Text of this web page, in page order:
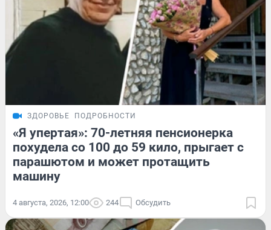
ЗДОРОВЬЕ ПОДРОБНОСТИ
«Я упертая»: 70-летняя пенсионерка
похудела со 100 до 59 кило, прыгает с
парашютом и может протащить
машину
4 августа, 2026, 12:00 244 Обсудить